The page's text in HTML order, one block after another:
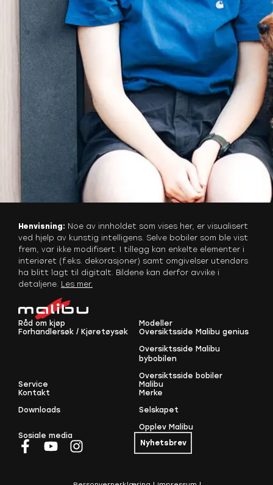
Henvisning: Noe av innholdet som vises her, er visualisert
ved hjelp av kunstig intelligens. Selve bobiler som ble vist
frem, var ikke modifisert. I tillegg kan enkelte elementer i
interiøret (f.eks. dekorasjoner) samt omgivelser utendørs
ha blitt lagt til digitalt. Bildene kan derfor avvike i
detaljene. Les mer.
Råd om kjøp
Forhandlersøk / Kjøretøysøk
Modeller
Oversiktsside Malibu genius
Oversiktsside Malibu
bybobilen
Oversiktsside bobiler
Service
Kontakt
Downloads
Malibu
Merke
Selskapet
Opplev Malibu
Sosiale media
Nyhetsbrev